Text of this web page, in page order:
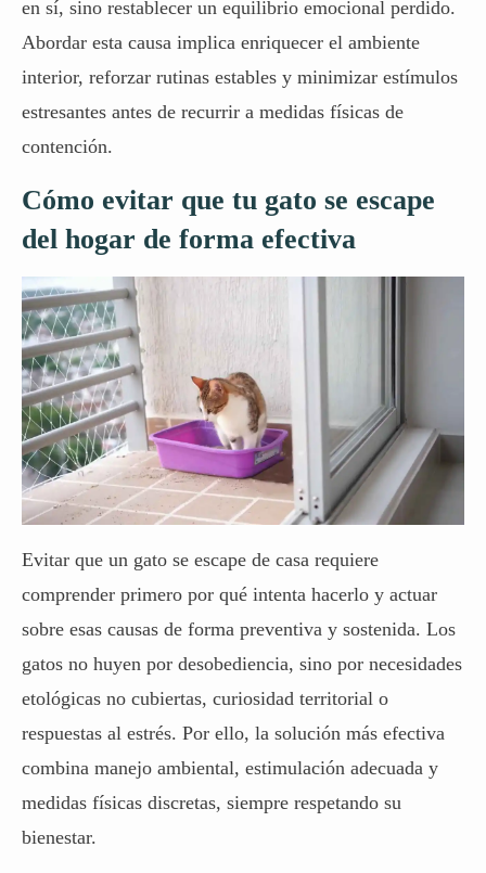
en sí, sino restablecer un equilibrio emocional perdido.
Abordar esta causa implica enriquecer el ambiente
interior, reforzar rutinas estables y minimizar estímulos
estresantes antes de recurrir a medidas físicas de
contención.
Cómo evitar que tu gato se escape
del hogar de forma efectiva
Evitar que un gato se escape de casa requiere
comprender primero por qué intenta hacerlo y actuar
sobre esas causas de forma preventiva y sostenida. Los
gatos no huyen por desobediencia, sino por necesidades
etológicas no cubiertas, curiosidad territorial o
respuestas al estrés. Por ello, la solución más efectiva
combina manejo ambiental, estimulación adecuada y
medidas físicas discretas, siempre respetando su
bienestar.